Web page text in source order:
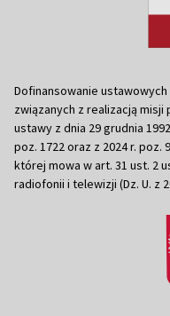
Dofinansowanie
związanych z realizacją
ustawy z dnia 29 grudnia
poz. 1722 oraz z 2024 r.
której mowa w art. 31 ust. 2
radiofonii i telewizji (Dz. U. z